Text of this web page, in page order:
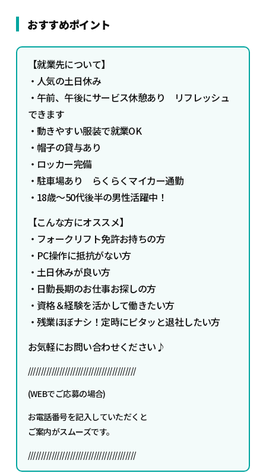
おすすめポイント
【就業先について】
・人気の土日休み
・午前、午後にサービス休憩あり リフレッシュ
できます
・動きやすい服装で就業OK
・帽子の貸与あり
・ロッカー完備
・駐車場あり らくらくマイカー通勤
・18歳～50代後半の男性活躍中！
【こんな方にオススメ】
・フォークリフト免許お持ちの方
・PC操作に抵抗がない方
・土日休みが良い方
・日勤長期のお仕事お探しの方
・資格＆経験を活かして働きたい方
・残業ほぼナシ！定時にピタッと退社したい方
お気軽にお問い合わせください♪
/////////////////////////////////////////
(WEBでご応募の場合)
お電話番号を記入していただくと
ご案内がスムーズです。
/////////////////////////////////////////